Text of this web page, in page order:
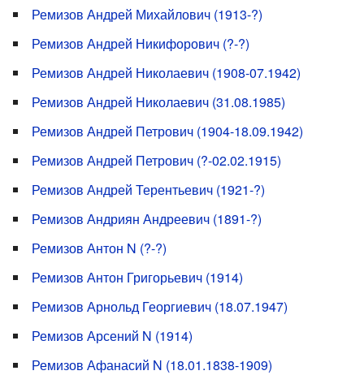
Ремизов Андрей Михайлович (1913-?)
Ремизов Андрей Никифорович (?-?)
Ремизов Андрей Николаевич (1908-07.1942)
Ремизов Андрей Николаевич (31.08.1985)
Ремизов Андрей Петрович (1904-18.09.1942)
Ремизов Андрей Петрович (?-02.02.1915)
Ремизов Андрей Терентьевич (1921-?)
Ремизов Андриян Андреевич (1891-?)
Ремизов Антон N (?-?)
Ремизов Антон Григорьевич (1914)
Ремизов Арнольд Георгиевич (18.07.1947)
Ремизов Арсений N (1914)
Ремизов Афанасий N (18.01.1838-1909)